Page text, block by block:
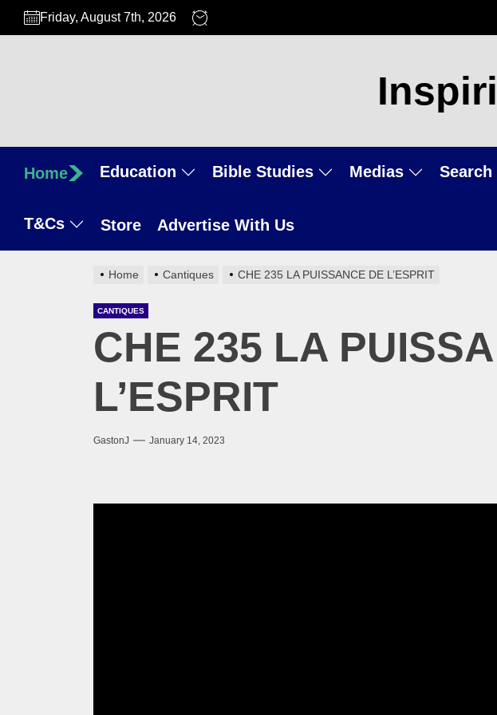
Skip
Friday, August 7th, 2026
Home Education Bible Studies Medias
T&Cs Store Advertise With Us
Home Cantiques CHE 235 LA PUISSANCE DE L’ESPRIT
CANTIQUES
CHE 235 LA
L’ESPRIT
GastonJ January 14, 2023